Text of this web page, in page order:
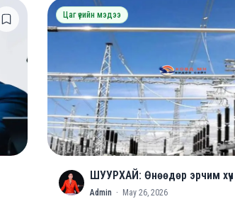
Цаг үеийн мэдээ
A
ШУУРХАЙ: Өнөөдөр эрчим хүч
Admin · May 26, 2026